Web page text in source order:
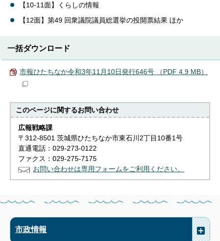
【10-11面】くらしの情報
【12面】第49 回衆議院議員総選挙の投開票結果 ほか
一括ダウンロード
市報ひたちなか令和3年11月10日発行646号 （PDF 4.9 MB）
このページに関するお問い合わせ
広報戦略課
〒312-8501 茨城県ひたちなか市東石川2丁目10番1号
直通電話：029-273-0122
ファクス：029-275-7175
お問い合わせは専用フォームをご利用ください。
市政情報